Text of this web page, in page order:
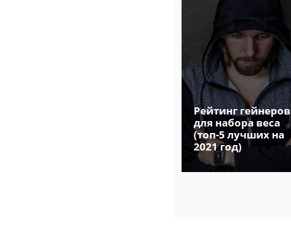
Рейтинг гейнеров
для набора веса
(топ-5 лучших на
2021 год)